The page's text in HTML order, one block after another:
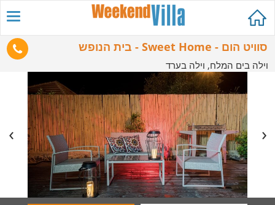
סוויט הום - Sweet Home - בית הנופש
וילה בים המלח, וילה בערד